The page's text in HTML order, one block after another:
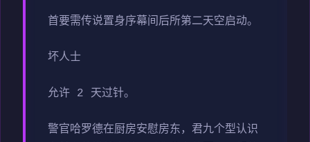
首要需传说置身序幕间后所第二天空启动。
坏人士
允许 2 天过针。
警官哈罗德在厨房安慰房东，君九个型认识